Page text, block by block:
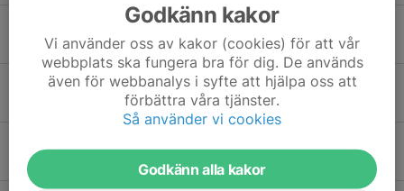
Rådalunken 2025 Söndagen 12/10
22 sep 2025 0
Träningsprogram för måndagsintervaller 2024
19 okt 2024 0
Godkänn kakor
Vi använder oss av kakor (cookies) för att vår
webbplats ska fungera bra för dig. De används
även för webbanalys i syfte att hjälpa oss att
förbättra våra tjänster.
Så använder vi cookies
Godkänn alla kakor